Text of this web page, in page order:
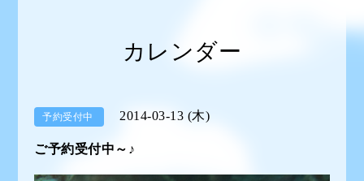
カレンダー
予約受付中 2014-03-13 (木)
ご予約受付中～♪